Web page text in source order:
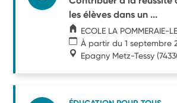
les élèves dans un ...
ECOLE LA POMMERAIE-
À partir du 1 septembre
Epagny Metz-Tessy